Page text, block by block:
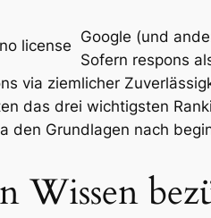
Google (und
Sofern respons
via ziemlicher
das drei wichtigsten
den Grundlagen nach
Wissen